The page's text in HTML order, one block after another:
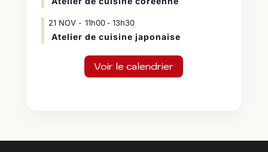
21 NOV 11h00- 13h30
Atelier de cuisine japonaise
Voir le calendrier